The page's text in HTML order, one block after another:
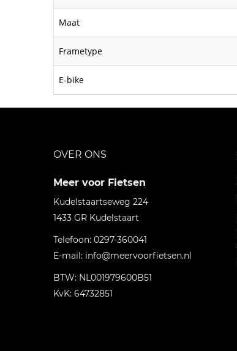
Maat
Frametype
E-bike
OVER ONS
Meer voor Fietsen
Kudelstaartseweg 224
1433 GR Kudelstaart
Telefoon: 0297-360041
E-mail: info@meervoorfietsen.nl
BTW: NL001979600B51
KvK: 64732851